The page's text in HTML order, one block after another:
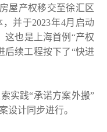
屋产权移交至徐汇区
并于2023年4月启动
这也是上海首例“产权
后续工程按下了“快进
践“承诺方案外搬”
设计同步进行。